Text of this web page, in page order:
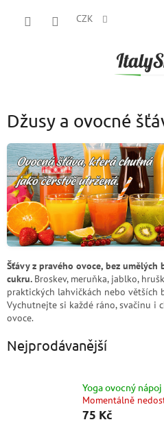
CZK
Džusy a ovocné
Šťávy z pravého ovoce, bez umělých
cukru. Broskev, meruňka, jablko,
praktických lahvičkách nebo větších
Vychutnejte si každé ráno, svačinu
ovoce.
Nejprodávanější
Yoga ovocný
Momentálně
75 Kč